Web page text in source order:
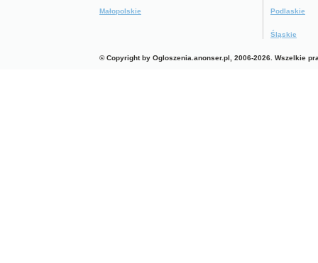
Małopolskie Podlaskie
Śląskie
© Copyright by Ogloszenia.anonser.pl, 2006-2026. Wszelkie